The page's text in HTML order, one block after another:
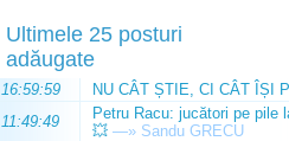
Ultimele 25 posturi
adăugate
16:59:59
NU CÂT ȘTIE, CI CÂT ÎȘI
11:49:49
Petru Racu: jucători pe pile
💥 —» Sandu GRECU